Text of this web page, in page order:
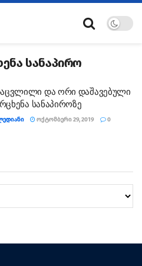
სანაპირო
და ორი დაშავებული
სანაპიროზე
ᲝᲥᲢᲝᲛᲑᲔᲠᲘ 29, 2019 0